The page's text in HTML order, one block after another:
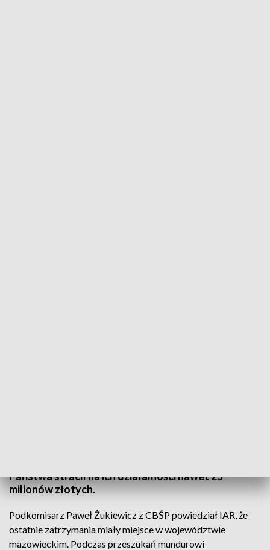
Państwa stracił na ich działalności nawet 25
milionów złotych.
Podkomisarz Paweł Żukiewicz z CBŚP powiedział IAR, że
ostatnie zatrzymania miały miejsce w województwie
mazowieckim. Podczas przeszukań mundurowi